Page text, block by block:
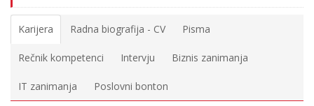
Karijera Radna biografija - CV Pisma
Rečnik kompetenci Intervju Biznis zanimanja
IT zanimanja Poslovni bonton